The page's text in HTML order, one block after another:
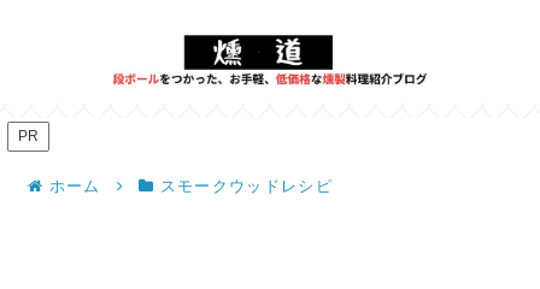
PR
ホーム スモークウッドレシピ